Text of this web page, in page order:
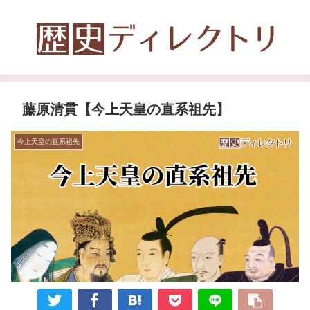
藤原清貫【今上天皇の直系祖先】
今上天皇の直系祖先